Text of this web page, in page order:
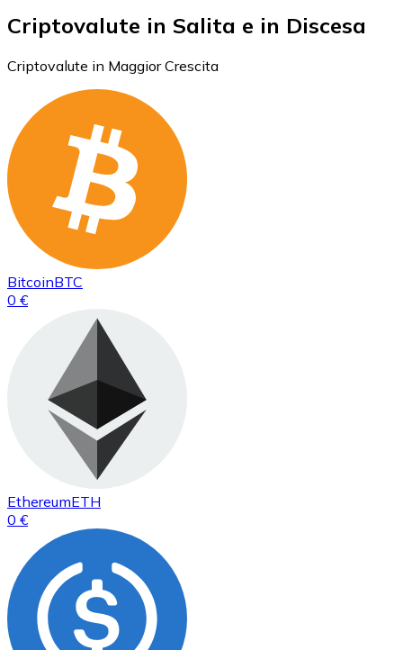
Criptovalute in Salita e in Discesa
Criptovalute in Maggior Crescita
BitcoinBTC
0 €
EthereumETH
0 €